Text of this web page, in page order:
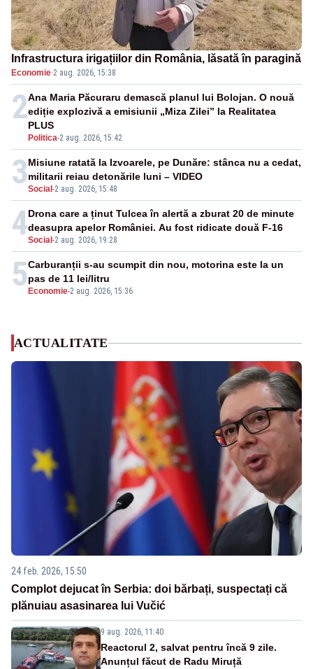
Infrastructura irigațiilor din România, lăsată în paragină
Economie·2 aug. 2026, 15:38
2
Politica-2 aug. 2026, 15:42
Ana Maria Păcuraru demască planul lui Bolojan. O nouă
ediție explozivă a emisiunii „Miza Zilei” la Realitatea
PLUS
3Social -2 aug. 2026, 15:48
Misiune ratată la Izvoarele, pe Dunăre: stânca nu a cedat,
militarii reiau detonările luni – VIDEO
4Social -2 aug. 2026, 19:28
Drona care a ținut Tulcea în alertă a zburat 20 de minute
deasupra apelor României. Au fost ridicate două F-16
5 Economie-2 aug. 2026, 15:36
Carburanții s-au scumpit din nou, motorina este la un
pas de 11 lei/litru
ACTUALITATE
24 feb. 2026, 15:50
Complot dejucat în Serbia: doi bărbați, suspectați că
plănuiau asasinarea lui Vučić
9 aug. 2026, 11:40
Reactorul 2, salvat pentru încă 9 zile.
Anunțul făcut de Radu Miruță